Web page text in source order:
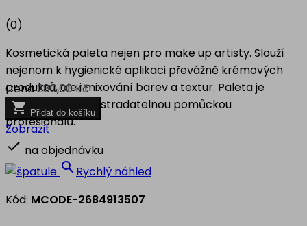
(0)
Kosmetická paleta nejen pro make up artisty. Slouží
nejenom k hygienické aplikaci převážně krémových
produktů, ale i mixování barev a textur. Paleta je
oblíbenou a nepostradatelnou pomůckou
profesionálů.
Cena280,00 Kč
 Přidat do košíku
Zobrazit
 na objednávku
 Rychlý náhled
Kód: MCODE-2684913507